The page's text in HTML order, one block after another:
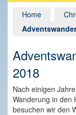
Home
2018
Nach einigen
Wanderung in den
besuchen wir den